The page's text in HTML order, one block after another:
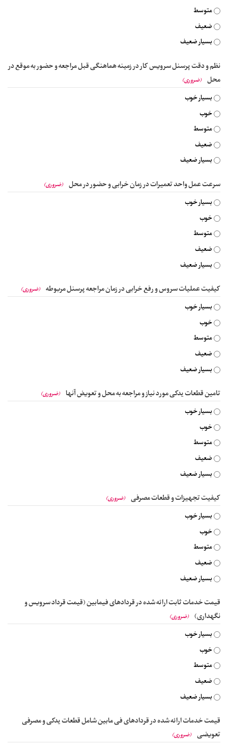
متوسط
ضعیف
بسیار ضعیف
نظم و دقت پرسنل سرویس کار در زمینه هماهنگی قبل مراجعه و حضور به موقع در
محل (ضروری)
بسیار خوب
خوب
متوسط
ضعیف
بسیار ضعیف
سرعت عمل واحد تعمیرات در زمان خرابی و حضور در محل (ضروری)
بسیار خوب
خوب
متوسط
ضعیف
بسیار ضعیف
کیفیت عملیات سروس و رفع خرابی در زمان مراجعه پرسنل مربوطه (ضروری)
بسیار خوب
خوب
متوسط
ضعیف
بسیار ضعیف
تامین قطعات یدکی مورد نیاز و مراجعه به محل و تعویض آنها (ضروری)
بسیار خوب
خوب
متوسط
ضعیف
بسیار ضعیف
کیفیت تجهیزات و قطعات مصرفی (ضروری)
بسیار خوب
خوب
متوسط
ضعیف
بسیار ضعیف
قیمت خدمات ثابت ارائه شده در قردادهای فیمابین (قیمت قرداد سرویس و
نگهداری) (ضروری)
بسیار خوب
خوب
متوسط
ضعیف
بسیار ضعیف
قیمت خدمات ارائه شده در قردادهای فی مابین شامل قطعات یدکی و مصرفی
تعویضی (ضروری)